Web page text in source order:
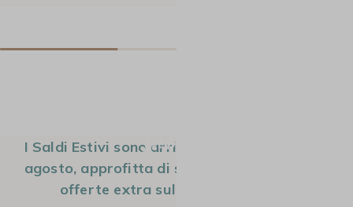
In breve
I Saldi Estivi sono arrivati! Dal 4 luglio al 18
agosto, approfitta di sconti fino al 70% e di
offerte extra sul nostro sito web.